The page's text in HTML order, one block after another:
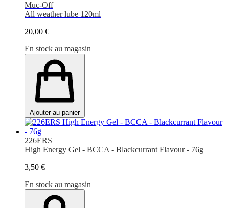
Muc-Off
All weather lube 120ml
20,00 €
En stock au magasin
Ajouter au panier
226ERS
High Energy Gel - BCCA - Blackcurrant Flavour - 76g
3,50 €
En stock au magasin